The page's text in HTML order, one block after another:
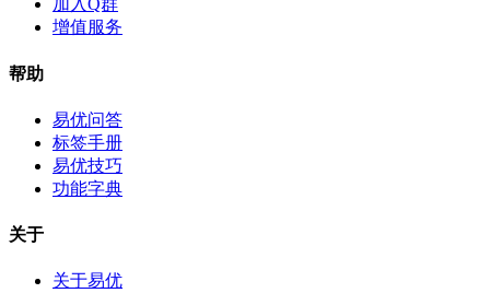
加入Q群
增值服务
帮助
易优问答
标签手册
易优技巧
功能字典
关于
关于易优